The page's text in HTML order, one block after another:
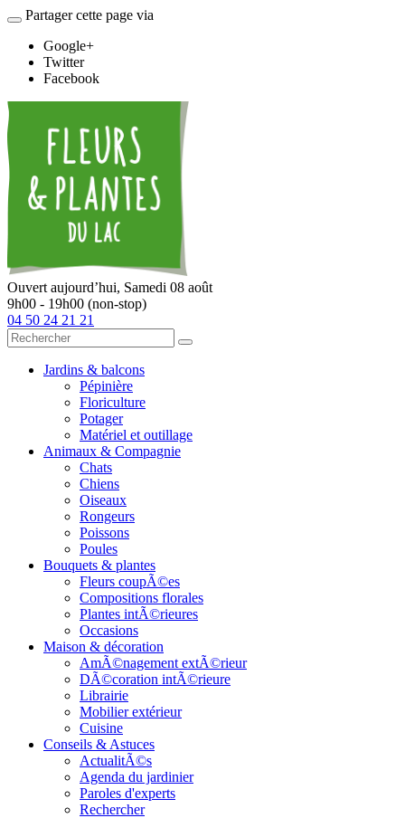
Partager cette page via
Google+
Twitter
Facebook
Ouvert aujourd’hui, Samedi 08 août
9h00 - 19h00 (non-stop)
04 50 24 21 21
Jardins & balcons
Pépinière
Floriculture
Potager
Matériel et outillage
Animaux & Compagnie
Chats
Chiens
Oiseaux
Rongeurs
Poissons
Poules
Bouquets & plantes
Fleurs coupÃ©es
Compositions florales
Plantes intÃ©rieures
Occasions
Maison & décoration
AmÃ©nagement extÃ©rieur
DÃ©coration intÃ©rieure
Librairie
Mobilier extérieur
Cuisine
Conseils & Astuces
ActualitÃ©s
Agenda du jardinier
Paroles d'experts
Rechercher